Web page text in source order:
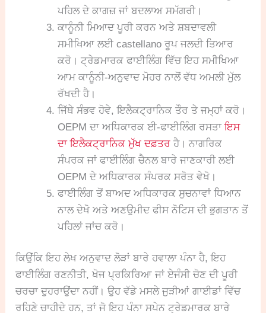
ਪਹਿਲ ਦੇ ਕਾਗਜ਼ ਜਾਂ ਬਦਲਾਅ ਸਮੱਗਰੀ।
ਕਾਨੂੰਨੀ ਮਿਆਦ ਪੂਰੀ ਕਰਨ ਅਤੇ ਸ਼ਬਦਾਵਲੀ
ਸਮੀਖਿਆ ਲਈ castellano ਰੂਪ ਜਲਦੀ ਤਿਆਰ
ਕਰੋ। ਟ੍ਰੇਡਮਾਰਕ ਫਾਈਲਿੰਗ ਵਿੱਚ ਇਹ ਸਮੀਖਿਆ
ਆਮ ਕਾਨੂੰਨੀ-ਅਨੁਵਾਦ ਮੋਹਰ ਨਾਲੋਂ ਵੱਧ ਅਮਲੀ ਮੁੱਲ
ਰੱਖਦੀ ਹੈ।
ਜਿੱਥੇ ਸੰਭਵ ਹੋਵੇ, ਇਲੈਕਟ੍ਰਾਨਿਕ ਤੌਰ ਤੇ ਜਮ੍ਹਾਂ ਕਰੋ।
OEPM ਦਾ ਅਧਿਕਾਰਕ ਈ-ਫਾਈਲਿੰਗ ਰਸਤਾਇਸ
ਦਾ ਇਲੈਕਟ੍ਰਾਨਿਕ ਮੁੱਖ ਦਫ਼ਤਰ ਹੈ। ਨਾਗਰਿਕ
ਸੰਪਰਕ ਜਾਂ ਫਾਈਲਿੰਗ ਚੈਨਲ ਬਾਰੇ ਜਾਣਕਾਰੀ ਲਈ
OEPM ਦੇ ਅਧਿਕਾਰਕ ਸੰਪਰਕ ਸਰੋਤ ਵੇਖੋ।
ਫਾਈਲਿੰਗ ਤੋਂ ਬਾਅਦ ਅਧਿਕਾਰਕ ਸੁਚਨਾਵਾਂ ਧਿਆਨ
ਨਾਲ ਦੇਖੋ ਅਤੇ ਅਣਉਮੀਦ ਫੀਸ ਨੋਟਿਸ ਦੀ ਭੁਗਤਾਨ ਤੋਂ
ਪਹਿਲਾਂ ਜਾਂਚ ਕਰੋ।
ਕਿਉਂਕਿ ਇਹ ਲੇਖ ਅਨੁਵਾਦ ਲੋੜਾਂ ਬਾਰੇ ਹਵਾਲਾ ਪੰਨਾ ਹੈ, ਇਹ
ਫਾਈਲਿੰਗ ਰਣਨੀਤੀ, ਖੋਜ ਪ੍ਰਕਿਰਿਆ ਜਾਂ ਏਜੰਸੀ ਚੋਣ ਦੀ ਪੂਰੀ
ਚਰਚਾ ਦੁਹਰਾਉਂਦਾ ਨਹੀਂ। ਉਹ ਵੱਡੇ ਮਸਲੇ ਜੁੜੀਆਂ ਗਾਈਡਾਂ ਵਿੱਚ
ਰਹਿਣੇ ਚਾਹੀਦੇ ਹਨ, ਤਾਂ ਜੋ ਇਹ ਪੰਨਾ ਸਪੇਨ ਟ੍ਰੇਡਮਾਰਕ ਬਾਰੇ